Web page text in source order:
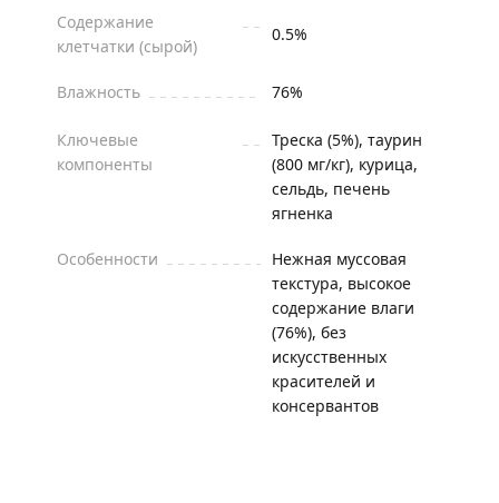
Содержание
клетчатки (сырой)
0.5%
Влажность 76%
Ключевые
компоненты
Треска (5%), таурин
(800 мг/кг), курица,
сельдь, печень
ягненка
Особенности
Нежная муссовая
текстура, высокое
содержание влаги
(76%), без
искусственных
красителей и
консервантов